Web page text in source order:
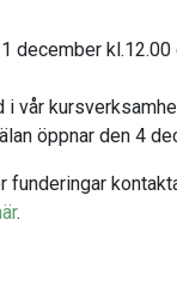
december
i vår
öppnar den 4
funderingar
.